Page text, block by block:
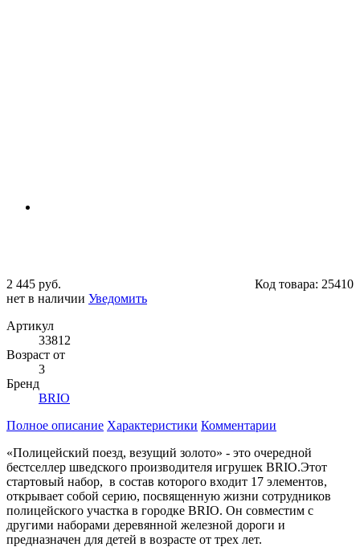
2 445 руб. Код товара: 25410
нет в наличии Уведомить
Артикул
33812
Возраст от
3
Бренд
BRIO
Полное описание Характеристики Комментарии
«Полицейский поезд, везущий золото» - это очередной
бестселлер шведского производителя игрушек BRIO.Этот
стартовый набор, в состав которого входит 17 элементов,
открывает собой серию, посвященную жизни сотрудников
полицейского участка в городке BRIO. Он совместим с
другими наборами деревянной железной дороги и
предназначен для детей в возрасте от трех лет.